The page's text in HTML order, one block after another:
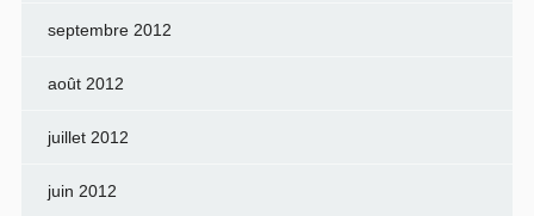
septembre 2012
août 2012
juillet 2012
juin 2012